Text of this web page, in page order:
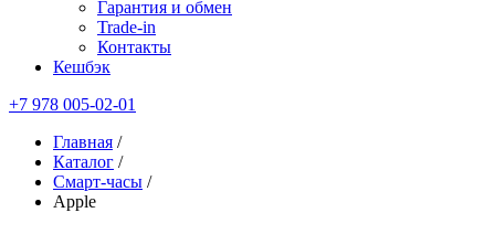
Гарантия и обмен
Trade-in
Контакты
Кешбэк
+7 978 005-02-01
Главная /
Каталог /
Смарт-часы /
Apple